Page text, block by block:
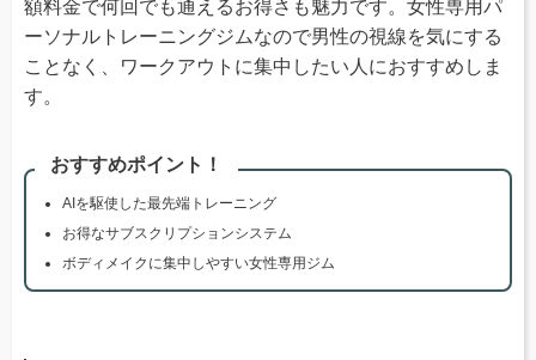
額料金で何回でも通えるお得さも魅力です。女性専用パ
ーソナルトレーニングジムなので男性の視線を気にする
ことなく、ワークアウトに集中したい人におすすめしま
す。
おすすめポイント！
AIを駆使した最先端トレーニング
お得なサブスクリプションシステム
ボディメイクに集中しやすい女性専用ジム